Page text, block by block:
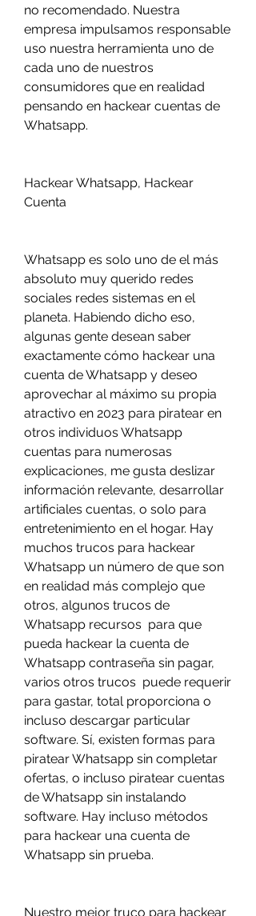
no recomendado. Nuestra
empresa impulsamos responsable
uso nuestra herramienta uno de
cada uno de nuestros
consumidores que en realidad
pensando en hackear cuentas de
Whatsapp.
Hackear Whatsapp, Hackear
Cuenta
Whatsapp es solo uno de el más
absoluto muy querido redes
sociales redes sistemas en el
planeta. Habiendo dicho eso,
algunas gente desean saber
exactamente cómo hackear una
cuenta de Whatsapp y deseo
aprovechar al máximo su propia
atractivo en 2023 para piratear en
otros individuos Whatsapp
cuentas para numerosas
explicaciones, me gusta deslizar
información relevante, desarrollar
artificiales cuentas, o solo para
entretenimiento en el hogar. Hay
muchos trucos para hackear
Whatsapp un número de que son
en realidad más complejo que
otros, algunos trucos de
Whatsapp recursos  para que
pueda hackear la cuenta de
Whatsapp contraseña sin pagar,
varios otros trucos  puede requerir
para gastar, total proporciona o
incluso descargar particular
software. Sí, existen formas para
piratear Whatsapp sin completar
ofertas, o incluso piratear cuentas
de Whatsapp sin instalando
software. Hay incluso métodos
para hackear una cuenta de
Whatsapp sin prueba.
Nuestro mejor truco para hackear